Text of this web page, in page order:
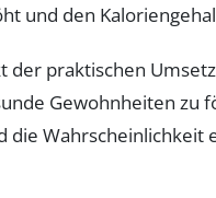
und den
der praktischen
Gewohnheiten
die